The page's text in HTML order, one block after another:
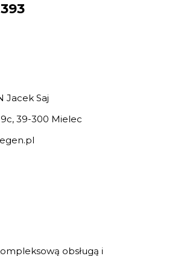
Jacek Saj
39-300 Mielec
obsługą i